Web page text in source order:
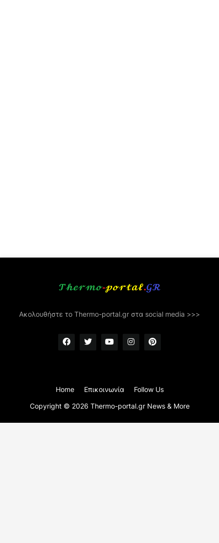
Ακολουθήστε το Thermo-portal.gr στα social media >>>
Copyright © 2026 Thermo-portal.gr News & More
Home Επικοινωνία Follow Us